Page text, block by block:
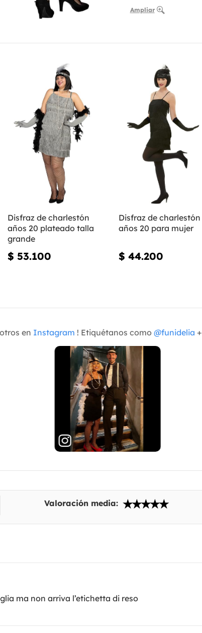
Ampliar
Disfraz de charlestón
años 20 plateado talla
grande
$ 53.100
Disfraz de charlestón
años 20 para mujer
$ 44.200
en Instagram ! Etiquétanos como @funidelia +
Valoración media:
ma non arriva l’etichetta di reso